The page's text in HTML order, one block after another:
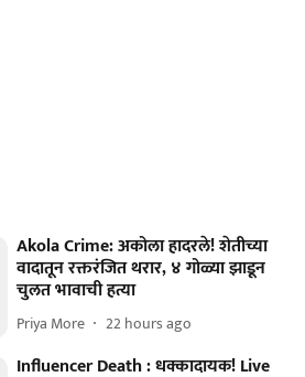
Akola Crime: अकोला हादरले! शेतीच्या
वादातून रक्तरंजित थरार, ४ गोळ्या झाडून
चुलत भावाची हत्या
Priya More 22 hours ago
Influencer Death : धक्कादायक! Live